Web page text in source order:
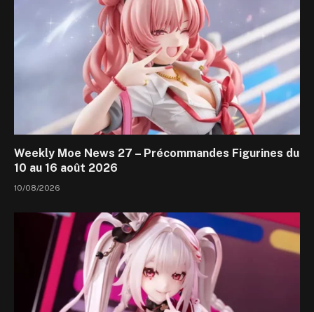
Weekly Moe News 27 – Précommandes Figurines du
10 au 16 août 2026
10/08/2026